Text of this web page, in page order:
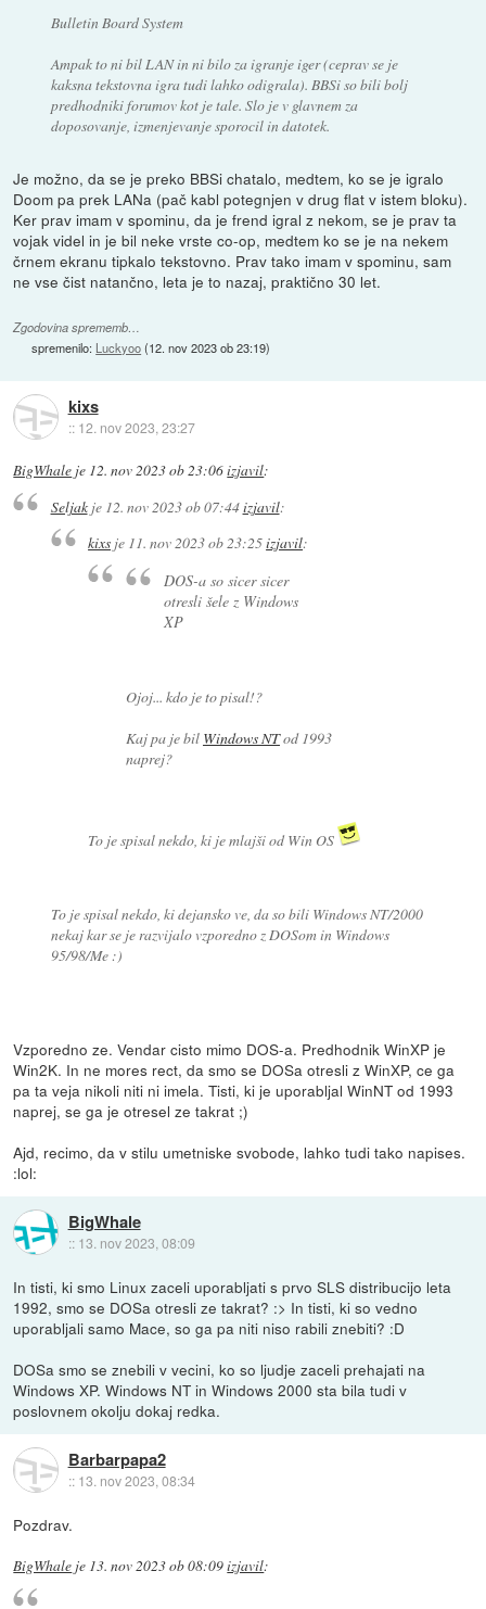
Bulletin Board System
Ampak to ni bil LAN in ni bilo za igranje iger (ceprav se je
kaksna tekstovna igra tudi lahko odigrala). BBSi so bili bolj
predhodniki forumov kot je tale. Slo je v glavnem za
doposovanje, izmenjevanje sporocil in datotek.
Je možno, da se je preko BBSi chatalo, medtem, ko se je igralo
Doom pa prek LANa (pač kabl potegnjen v drug flat v istem bloku).
Ker prav imam v spominu, da je frend igral z nekom, se je prav ta
vojak videl in je bil neke vrste co-op, medtem ko se je na nekem
črnem ekranu tipkalo tekstovno. Prav tako imam v spominu, sam
ne vse čist natančno, leta je to nazaj, praktično 30 let.
Zgodovina sprememb…
spremenilo: Luckyoo(12. nov 2023 ob 23:19)
kixs
:: 12. nov 2023, 23:27
BigWhale je 12. nov 2023 ob 23:06izjavil:
Seljakje 12. nov 2023 ob 07:44izjavil:
kixs je 11. nov 2023 ob 23:25izjavil:
DOS-a so sicer sicer
otresli šele z Windows
XP
Ojoj... kdo je to pisal!?
Kaj pa je bil Windows NTod 1993
naprej?
To je spisal nekdo, ki je mlajši od Win OS
To je spisal nekdo, ki dejansko ve, da so bili Windows NT/2000
nekaj kar se je razvijalo vzporedno z DOSom in Windows
95/98/Me :)
Vzporedno ze. Vendar cisto mimo DOS-a. Predhodnik WinXP je
Win2K. In ne mores rect, da smo se DOSa otresli z WinXP, ce ga
pa ta veja nikoli niti ni imela. Tisti, ki je uporabljal WinNT od 1993
naprej, se ga je otresel ze takrat ;)
Ajd, recimo, da v stilu umetniske svobode, lahko tudi tako napises.
:lol:
BigWhale
:: 13. nov 2023, 08:09
In tisti, ki smo Linux zaceli uporabljati s prvo SLS distribucijo leta
1992, smo se DOSa otresli ze takrat? :> In tisti, ki so vedno
uporabljali samo Mace, so ga pa niti niso rabili znebiti? :D
DOSa smo se znebili v vecini, ko so ljudje zaceli prehajati na
Windows XP. Windows NT in Windows 2000 sta bila tudi v
poslovnem okolju dokaj redka.
Barbarpapa2
:: 13. nov 2023, 08:34
Pozdrav.
BigWhale je 13. nov 2023 ob 08:09izjavil: